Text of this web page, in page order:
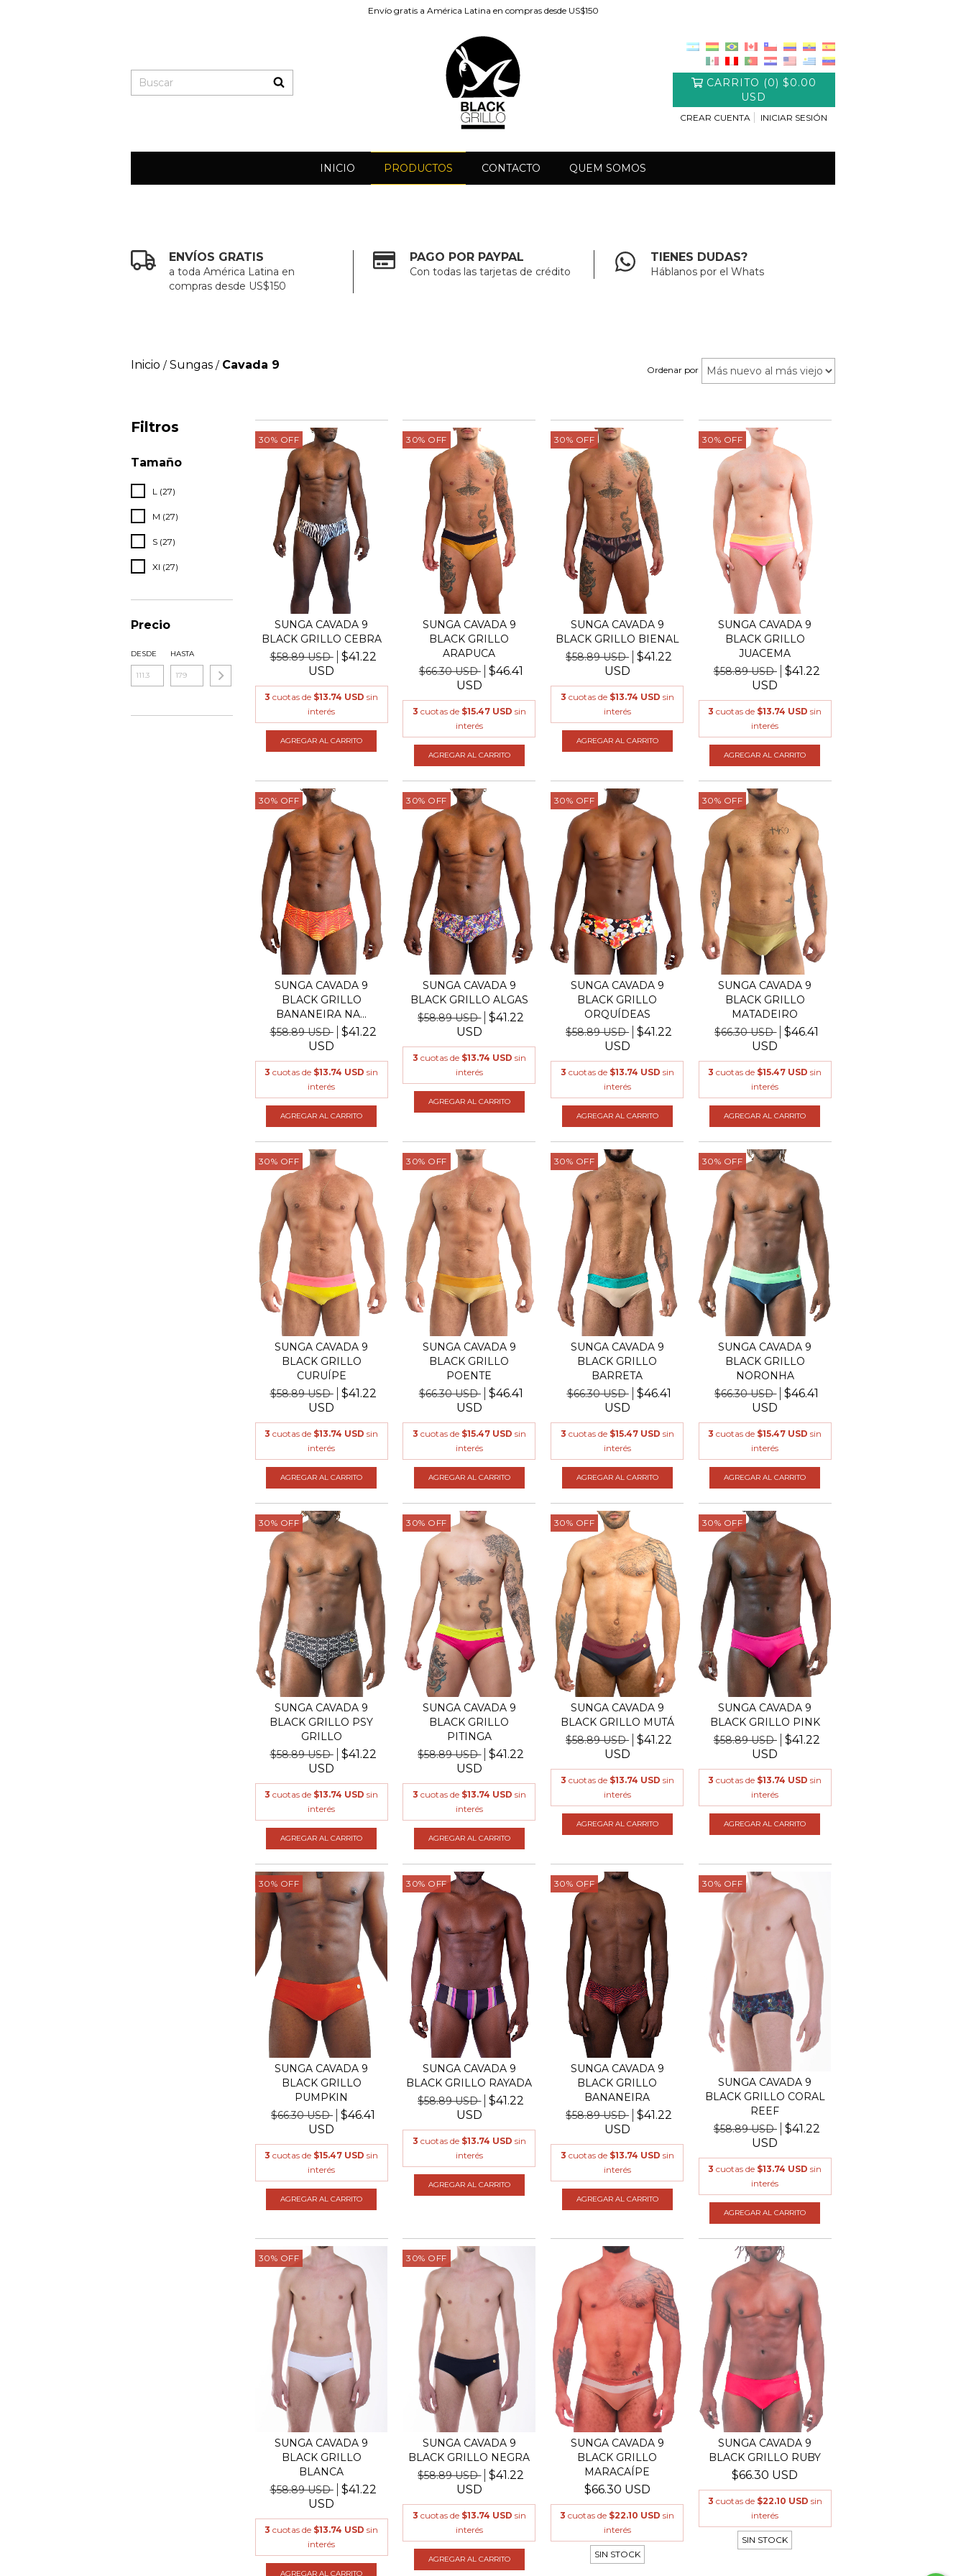
Envío gratis a América Latina en compras desde US$150
CARRITO (0) $0.00
USD
CREAR CUENTA INICIAR SESIÓN
INICIO PRODUCTOS CONTACTO QUEM SOMOS
ENVÍOS GRATIS
a toda América Latina en
compras desde US$150
PAGO POR PAYPAL
Con todas las tarjetas de crédito
TIENES DUDAS?
Háblanos por el Whats
Inicio / Sungas / Cavada 9 Ordenar por
Filtros
Tamaño
L (27)
M (27)
S (27)
Xl (27)
Precio
DESDE HASTA
30% OFF
SUNGA CAVADA 9
BLACK GRILLO CEBRA
$58.89 USD
$41.22
USD
3 cuotas de $13.74 USD sin
interés
AGREGAR AL CARRITO
30% OFF
SUNGA CAVADA 9
BLACK GRILLO
ARAPUCA
$66.30 USD
$46.41
USD
3 cuotas de $15.47 USD sin
interés
AGREGAR AL CARRITO
30% OFF
SUNGA CAVADA 9
BLACK GRILLO BIENAL
$58.89 USD
$41.22
USD
3 cuotas de $13.74 USD sin
interés
AGREGAR AL CARRITO
30% OFF
SUNGA CAVADA 9
BLACK GRILLO
JUACEMA
$58.89 USD
$41.22
USD
3 cuotas de $13.74 USD sin
interés
AGREGAR AL CARRITO
30% OFF
SUNGA CAVADA 9
BLACK GRILLO
BANANEIRA NA...
$58.89 USD
$41.22
USD
3 cuotas de $13.74 USD sin
interés
AGREGAR AL CARRITO
30% OFF
SUNGA CAVADA 9
BLACK GRILLO ALGAS
$58.89 USD
$41.22
USD
3 cuotas de $13.74 USD sin
interés
AGREGAR AL CARRITO
30% OFF
SUNGA CAVADA 9
BLACK GRILLO
ORQUÍDEAS
$58.89 USD
$41.22
USD
3 cuotas de $13.74 USD sin
interés
AGREGAR AL CARRITO
30% OFF
SUNGA CAVADA 9
BLACK GRILLO
MATADEIRO
$66.30 USD
$46.41
USD
3 cuotas de $15.47 USD sin
interés
AGREGAR AL CARRITO
30% OFF
SUNGA CAVADA 9
BLACK GRILLO
CURUÍPE
$58.89 USD
$41.22
USD
3 cuotas de $13.74 USD sin
interés
AGREGAR AL CARRITO
30% OFF
SUNGA CAVADA 9
BLACK GRILLO
POENTE
$66.30 USD
$46.41
USD
3 cuotas de $15.47 USD sin
interés
AGREGAR AL CARRITO
30% OFF
SUNGA CAVADA 9
BLACK GRILLO
BARRETA
$66.30 USD
$46.41
USD
3 cuotas de $15.47 USD sin
interés
AGREGAR AL CARRITO
30% OFF
SUNGA CAVADA 9
BLACK GRILLO
NORONHA
$66.30 USD
$46.41
USD
3 cuotas de $15.47 USD sin
interés
AGREGAR AL CARRITO
30% OFF
SUNGA CAVADA 9
BLACK GRILLO PSY
GRILLO
$58.89 USD
$41.22
USD
3 cuotas de $13.74 USD sin
interés
AGREGAR AL CARRITO
30% OFF
SUNGA CAVADA 9
BLACK GRILLO
PITINGA
$58.89 USD
$41.22
USD
3 cuotas de $13.74 USD sin
interés
AGREGAR AL CARRITO
30% OFF
SUNGA CAVADA 9
BLACK GRILLO MUTÁ
$58.89 USD
$41.22
USD
3 cuotas de $13.74 USD sin
interés
AGREGAR AL CARRITO
30% OFF
SUNGA CAVADA 9
BLACK GRILLO PINK
$58.89 USD
$41.22
USD
3 cuotas de $13.74 USD sin
interés
AGREGAR AL CARRITO
30% OFF
SUNGA CAVADA 9
BLACK GRILLO
PUMPKIN
$66.30 USD
$46.41
USD
3 cuotas de $15.47 USD sin
interés
AGREGAR AL CARRITO
30% OFF
SUNGA CAVADA 9
BLACK GRILLO RAYADA
$58.89 USD
$41.22
USD
3 cuotas de $13.74 USD sin
interés
AGREGAR AL CARRITO
30% OFF
SUNGA CAVADA 9
BLACK GRILLO
BANANEIRA
$58.89 USD
$41.22
USD
3 cuotas de $13.74 USD sin
interés
AGREGAR AL CARRITO
30% OFF
SUNGA CAVADA 9
BLACK GRILLO CORAL
REEF
$58.89 USD
$41.22
USD
3 cuotas de $13.74 USD sin
interés
AGREGAR AL CARRITO
30% OFF
SUNGA CAVADA 9
BLACK GRILLO
BLANCA
$58.89 USD
$41.22
USD
3 cuotas de $13.74 USD sin
interés
AGREGAR AL CARRITO
30% OFF
SUNGA CAVADA 9
BLACK GRILLO NEGRA
$58.89 USD
$41.22
USD
3 cuotas de $13.74 USD sin
interés
AGREGAR AL CARRITO
SUNGA CAVADA 9
BLACK GRILLO
MARACAÍPE
$66.30 USD
3 cuotas de $22.10 USD sin
interés
SIN STOCK
SUNGA CAVADA 9
BLACK GRILLO RUBY
$66.30 USD
3 cuotas de $22.10 USD sin
interés
SIN STOCK